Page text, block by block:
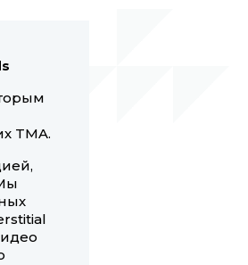
TMA.